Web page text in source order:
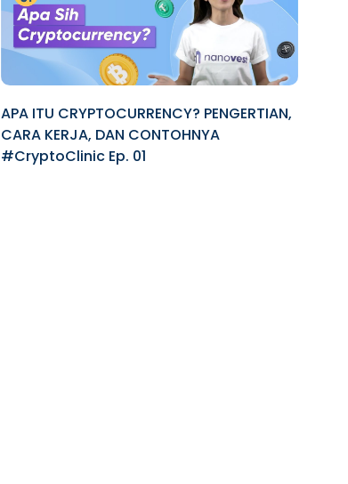
APA ITU CRYPTOCURRENCY? PENGERTIAN,
CARA KERJA, DAN CONTOHNYA
#CryptoClinic Ep. 01